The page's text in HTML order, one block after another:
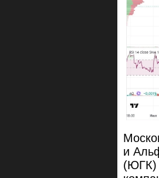
и
(ЮГК)